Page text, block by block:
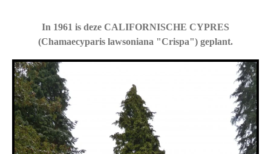
In 1961 is deze CALIFORNISCHE CYPRES
(Chamaecyparis lawsoniana "Crispa") geplant.